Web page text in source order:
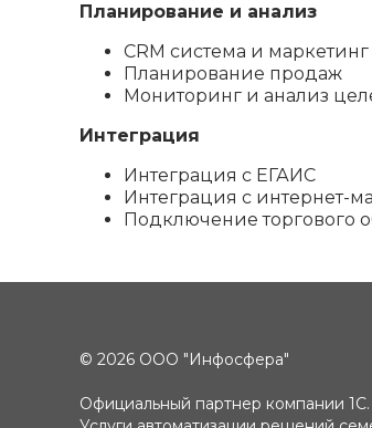
Планирование и анализ
CRM система и маркетинг
Планирование продаж
Мониторинг и анализ
Интеграция
Интеграция с ЕГАИС
Интеграция с интернет-
Подключение торгового
© 2026 ООО "Инфосфера"
Официальный партнер компании 1С.